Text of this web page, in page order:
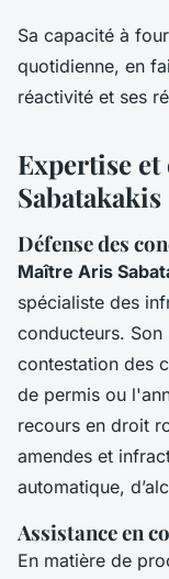
Sa capacité à
quotidienne, en
réactivité et ses
Expertise
Sabatakakis
Défense des
Maître Aris
spécialiste des
conducteurs.
contestation des
de permis ou
recours en droit
amendes et
automatique,
Assistance en
En matière de